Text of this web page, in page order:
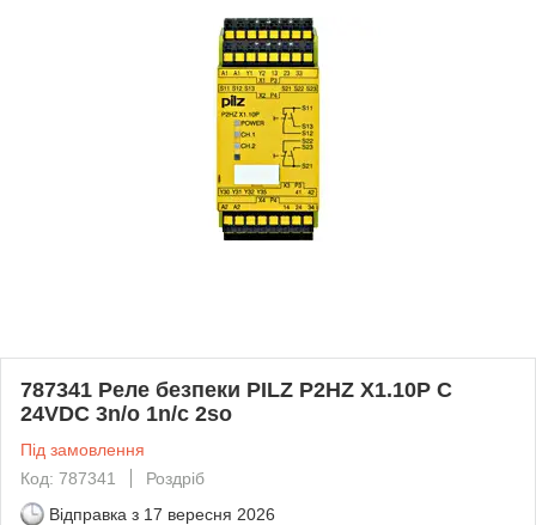
787341 Реле безпеки PILZ P2HZ X1.10P C
24VDC 3n/o 1n/c 2so
Під замовлення
Код: 787341
Роздріб
Відправка з 17 вересня 2026